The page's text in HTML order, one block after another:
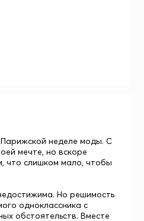
Парижской неделе моды. С
мечте, но вскоре
что слишком мало, чтобы
Но решимость
одноклассника с
обстоятельств. Вместе